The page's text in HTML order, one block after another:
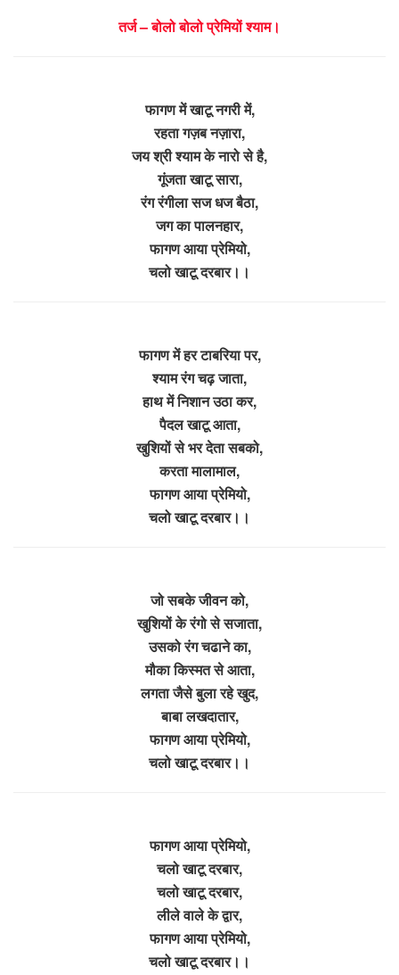
तर्ज – बोलो बोलो प्रेमियों श्याम।
फागण में खाटू नगरी में,
रहता गज़ब नज़ारा,
जय श्री श्याम के नारो से है,
गूंजता खाटू सारा,
रंग रंगीला सज धज बैठा,
जग का पालनहार,
फागण आया प्रेमियो,
चलो खाटू दरबार।।
फागण में हर टाबरिया पर,
श्याम रंग चढ़ जाता,
हाथ में निशान उठा कर,
पैदल खाटू आता,
खुशियों से भर देता सबको,
करता मालामाल,
फागण आया प्रेमियो,
चलो खाटू दरबार।।
जो सबके जीवन को,
खुशियों के रंगो से सजाता,
उसको रंग चढाने का,
मौका किस्मत से आता,
लगता जैसे बुला रहे खुद,
बाबा लखदातार,
फागण आया प्रेमियो,
चलो खाटू दरबार।।
फागण आया प्रेमियो,
चलो खाटू दरबार,
चलो खाटू दरबार,
लीले वाले के द्वार,
फागण आया प्रेमियो,
चलो खाटू दरबार।।